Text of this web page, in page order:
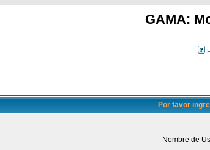
GAMA:
Por favor
Nombre de